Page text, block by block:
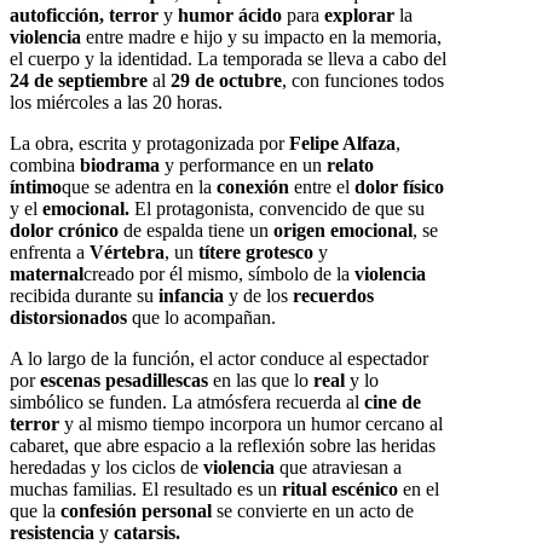
autoficción, terror y humor ácido para explorar la
violencia entre madre e hijo y su impacto en la memoria,
el cuerpo y la identidad. La temporada se lleva a cabo del
24 de septiembre al 29 de octubre, con funciones todos
los miércoles a las 20 horas.
La obra, escrita y protagonizada porFelipe Alfaza,
combina biodrama y performance en un relato
íntimoque se adentra en la conexión entre el dolor físico
y el emocional. El protagonista, convencido de que su
dolor crónico de espalda tiene un origen emocional, se
enfrenta a Vértebra, un títere grotesco y
maternalcreado por él mismo, símbolo de la violencia
recibida durante su infancia y de los recuerdos
distorsionados que lo acompañan.
A lo largo de la función, el actor conduce al espectador
porescenas pesadillescas en las que lo real y lo
simbólico se funden. La atmósfera recuerda al cine de
terror y al mismo tiempo incorpora un humor cercano al
cabaret, que abre espacio a la reflexión sobre las heridas
heredadas y los ciclos de violencia que atraviesan a
muchas familias. El resultado es un ritual escénico en el
que la confesión personal se convierte en un acto de
resistencia y catarsis.